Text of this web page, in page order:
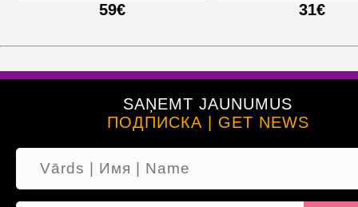
59€ 31€
SAŅEMT JAUNUMUS
ПОДПИСКА | GET NEWS